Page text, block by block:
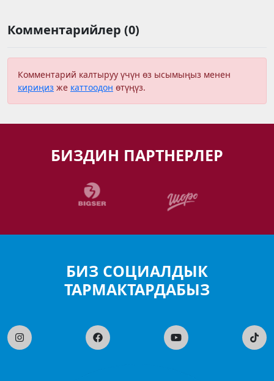
Комментарийлер (0)
Комментарий калтыруу үчүн өз ысымыңыз менен
кириңиз же каттоодон өтүңүз.
БИЗДИН ПАРТНЕРЛЕР
БИЗ СОЦИАЛДЫК
ТАРМАКТАРДАБЫЗ